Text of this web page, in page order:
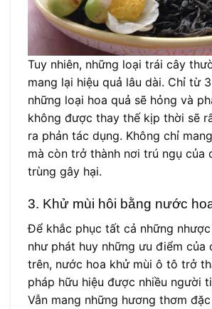
Tuy nhiên, những loại trái cây
mang lại hiệu quả lâu dài. Chỉ từ
những loại hoa quả sẽ hỏng và
không được thay thế kịp thời sẽ
ra phản tác dụng. Không chỉ
mà còn trở thành nơi trú ngụ của
trùng gây hại.
3. Khử mùi hôi bằng nước
Để khắc phục tất cả những
như phát huy những ưu điểm của
trên, nước hoa khử mùi ô tô trở
pháp hữu hiệu được nhiều người
Vẫn mang những hương thơm